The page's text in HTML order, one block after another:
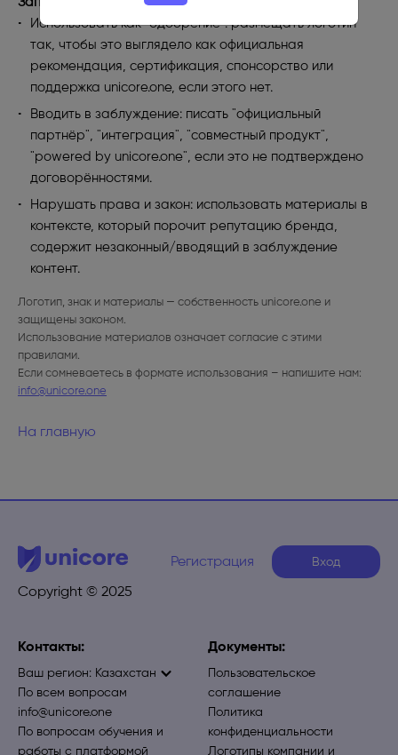
Использовать как "одобрение": размещать логотип
так, чтобы это выглядело как официальная
рекомендация, сертификация, спонсорство или
поддержка unicore.one, если этого нет.
Вводить в заблуждение: писать "официальный
партнёр", "интеграция", "совместный продукт",
"powered by unicore.one", если это не подтверждено
договорённостями.
Нарушать права и закон: использовать материалы в
контексте, который порочит репутацию бренда,
содержит незаконный/вводящий в заблуждение
контент.
Логотип, знак и материалы — собственность unicore.one и
защищены законом.
Использование материалов означает согласие с этими
правилами.
Если сомневаетесь в формате использования – напишите нам:
info@unicore.one
На главную
Copyright © 2025
Регистрация Вход
Контакты:
Ваш регион: Казахстан
По всем вопросам
info@unicore.one
По вопросам обучения и
работы с платформой
Документы:
Пользовательское
соглашение
Политика
конфиденциальности
Логотипы компании и